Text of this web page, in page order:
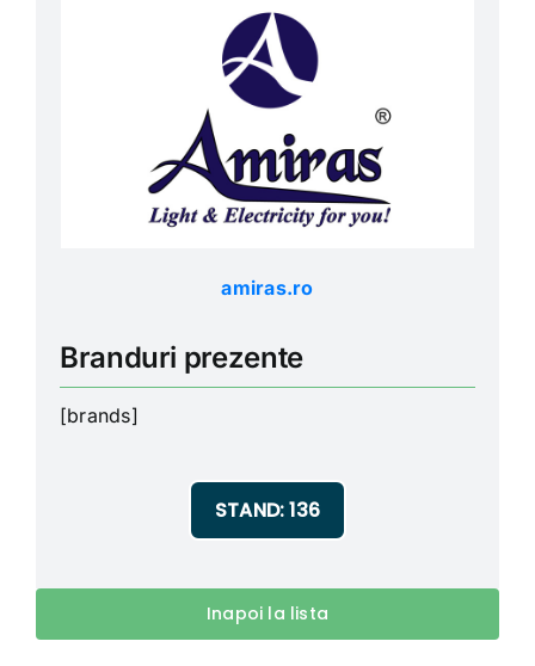
Contact
amiras.ro
Branduri prezente
[brands]
STAND: 136
Inapoi la lista